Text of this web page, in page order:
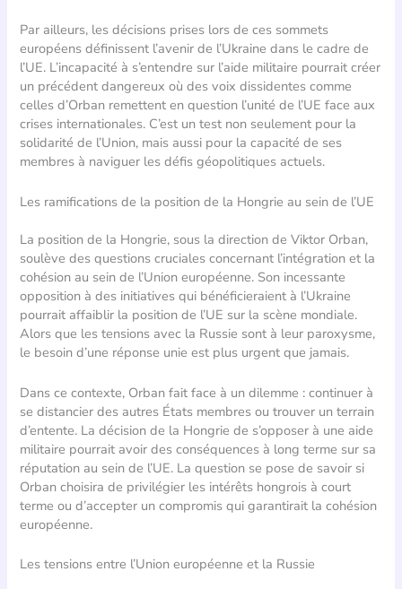
Par ailleurs, les décisions prises lors de ces sommets
européens définissent l’avenir de l’Ukraine dans le cadre de
l’UE. L’incapacité à s’entendre sur l’aide militaire pourrait créer
un précédent dangereux où des voix dissidentes comme
celles d’Orban remettent en question l’unité de l’UE face aux
crises internationales. C’est un test non seulement pour la
solidarité de l’Union, mais aussi pour la capacité de ses
membres à naviguer les défis géopolitiques actuels.
Les ramifications de la position de la Hongrie au sein de l’UE
La position de la Hongrie, sous la direction de Viktor Orban,
soulève des questions cruciales concernant l’intégration et la
cohésion au sein de l’Union européenne. Son incessante
opposition à des initiatives qui bénéficieraient à l’Ukraine
pourrait affaiblir la position de l’UE sur la scène mondiale.
Alors que les tensions avec la Russie sont à leur paroxysme,
le besoin d’une réponse unie est plus urgent que jamais.
Dans ce contexte, Orban fait face à un dilemme : continuer à
se distancier des autres États membres ou trouver un terrain
d’entente. La décision de la Hongrie de s’opposer à une aide
militaire pourrait avoir des conséquences à long terme sur sa
réputation au sein de l’UE. La question se pose de savoir si
Orban choisira de privilégier les intérêts hongrois à court
terme ou d’accepter un compromis qui garantirait la cohésion
européenne.
Les tensions entre l’Union européenne et la Russie